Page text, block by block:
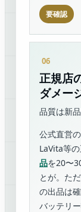
要確認
正規店
ダメー
品質は新
公式直営
LaVita等
品を20〜
とが。た
の出品は
バッテリ